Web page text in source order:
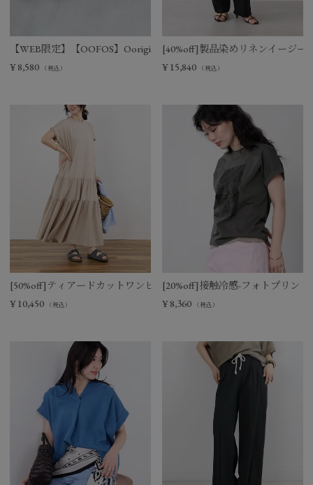
【WEB限定】【OOFOS】Ooriginal リカバリーサンダル
¥ 8,580 （税込）
[40%off]製品染めリネンイージー
¥ 15,840 （税込）
[50%off]ティアードカットワンピース
¥ 10,450 （税込）
[20%off]接触冷感-フォトプリント
¥ 8,360 （税込）